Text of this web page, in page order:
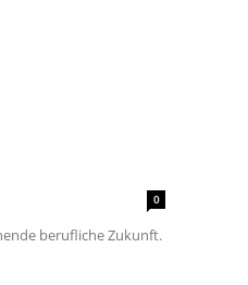
0
berufliche Zukunft.